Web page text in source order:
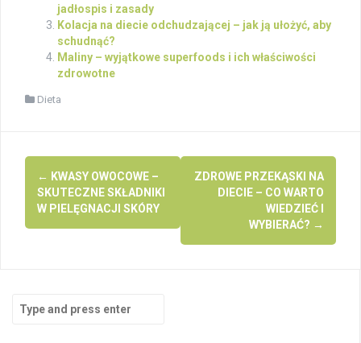
jadłospis i zasady
Kolacja na diecie odchudzającej – jak ją ułożyć, aby
schudnąć?
Maliny – wyjątkowe superfoods i ich właściwości
zdrowotne
Dieta
Post
navigation
← KWASY OWOCOWE –
SKUTECZNE SKŁADNIKI
W PIELĘGNACJI SKÓRY
ZDROWE PRZEKĄSKI NA
DIECIE – CO WARTO
WIEDZIEĆ I
WYBIERAĆ? →
for: